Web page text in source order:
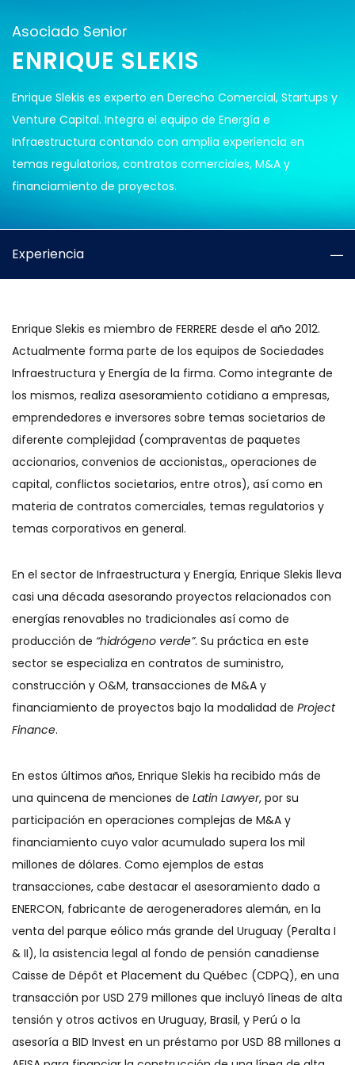
Asociado Senior
ENRIQUE SLEKIS
Enrique Slekis es experto en Derecho Comercial, Startups y
Venture Capital. Integra el equipo de Energía e
Infraestructura contando con amplia experiencia en
temas regulatorios, contratos comerciales, M&A y
financiamiento de proyectos.
Experiencia
Enrique Slekis es miembro de FERRERE desde el año 2012.
Actualmente forma parte de los equipos de Sociedades
Infraestructura y Energía de la firma. Como integrante de
los mismos, realiza asesoramiento cotidiano a empresas,
emprendedores e inversores sobre temas societarios de
diferente complejidad (compraventas de paquetes
accionarios, convenios de accionistas,, operaciones de
capital, conflictos societarios, entre otros), así como en
materia de contratos comerciales, temas regulatorios y
temas corporativos en general.
En el sector de Infraestructura y Energía, Enrique Slekis lleva
casi una década asesorando proyectos relacionados con
energías renovables no tradicionales así como de
producción de “hidrógeno verde”. Su práctica en este
sector se especializa en contratos de suministro,
construcción y O&M, transacciones de M&A y
financiamiento de proyectos bajo la modalidad de Project
Finance.
En estos últimos años, Enrique Slekis ha recibido más de
una quincena de menciones de Latin Lawyer, por su
participación en operaciones complejas de M&A y
financiamiento cuyo valor acumulado supera los mil
millones de dólares. Como ejemplos de estas
transacciones, cabe destacar el asesoramiento dado a
ENERCON, fabricante de aerogeneradores alemán, en la
venta del parque eólico más grande del Uruguay (Peralta I
& II), la asistencia legal al fondo de pensión canadiense
Caisse de Dépôt et Placement du Québec (CDPQ), en una
transacción por USD 279 millones que incluyó líneas de alta
tensión y otros activos en Uruguay, Brasil, y Perú o la
asesoría a BID Invest en un préstamo por USD 88 millones a